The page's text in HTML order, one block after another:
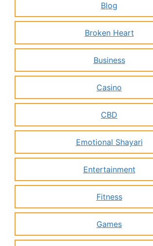
Blog
Broken Heart
Business
Casino
CBD
Emotional Shayari
Entertainment
Fitness
Games